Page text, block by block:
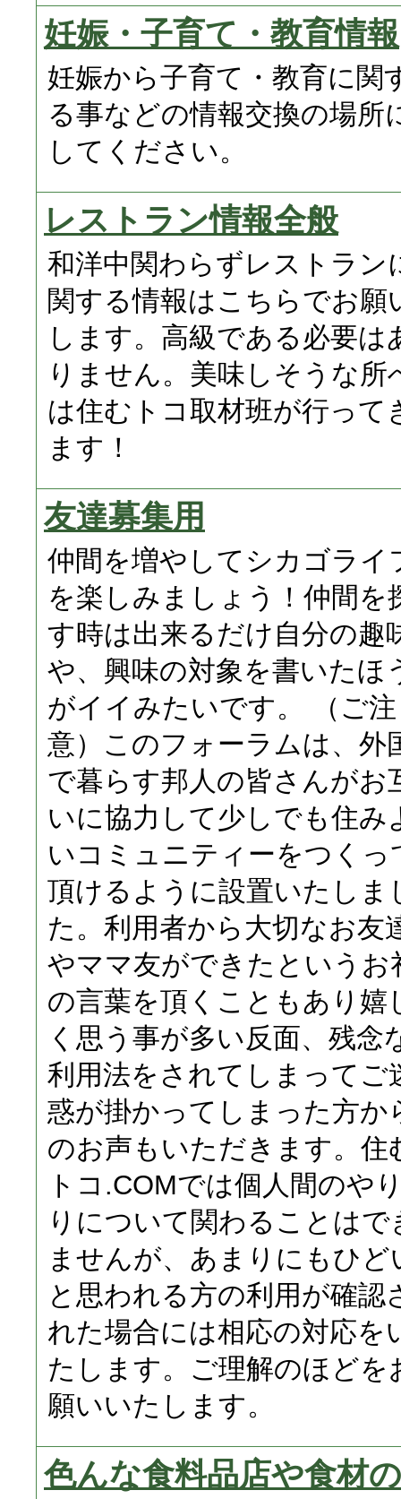
妊娠・子育て・教育情報
妊娠から子育て・教育に関
る事などの情報交換の場所
してください。
レストラン情報全般
和洋中関わらずレストラン
関する情報はこちらでお願
します。高級である必要は
りません。美味しそうな所
は住むトコ取材班が行って
ます！
友達募集用
仲間を増やしてシカゴライ
を楽しみましょう！仲間を
す時は出来るだけ自分の趣
や、興味の対象を書いたほ
がイイみたいです。 （ご注
意）このフォーラムは、外
で暮らす邦人の皆さんがお
いに協力して少しでも住み
いコミュニティーをつくっ
頂けるように設置いたしま
た。利用者から大切なお友
やママ友ができたというお
の言葉を頂くこともあり嬉
く思う事が多い反面、残念
利用法をされてしまってご
惑が掛かってしまった方か
のお声もいただきます。住
トコ.COMでは個人間のや
りについて関わることはで
ませんが、あまりにもひど
と思われる方の利用が確認
れた場合には相応の対応を
たします。ご理解のほどを
願いいたします。
色んな食料品店や食材